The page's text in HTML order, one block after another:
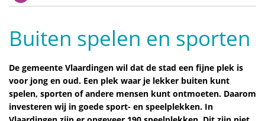
Buiten spelen en sporten
De gemeente Vlaardingen wil dat de stad een fijne plek is
voor jong en oud. Een plek waar je lekker buiten kunt
spelen, sporten of andere mensen kunt ontmoeten. Daarom
investeren wij in goede sport- en speelplekken. In